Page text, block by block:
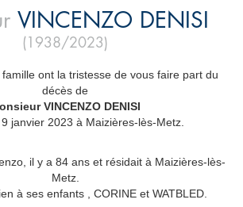
VINCENZO DENISI
(1938/2023)
ont la tristesse de vous faire part du
décès de
VINCENZO DENISI
janvier 2023 à Maizières-lès-Metz.
il y a 84 ans et résidait à Maizières-lès-
Metz.
à ses enfants , CORINE et WATBLED.